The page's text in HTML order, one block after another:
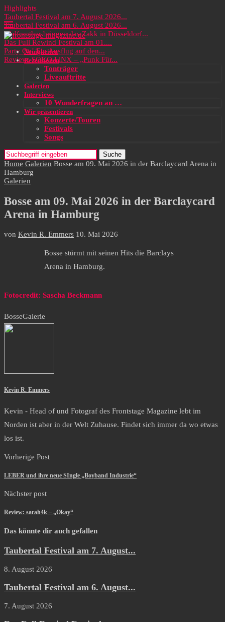
Highlights
Taubertal Festival am 7. August 2026...
Taubertal Festival am 6. August 2026...
Wolfmother bringen das Zakk in Düsseldorf...
Das Full Rewind Festival am 01....
Party On! Ein Ausflug auf den...
Review: SOKO LiNX – „Punk Für...
Neuigkeiten
Rezensionen
Tonträger
Liveauftritte
Galerien
Interviews
10 Wunderfragen an …
Wir präsentieren
Konzerte/Touren
Festivals
Songs
Suche
Home Galerien Bosse am 09. Mai 2026 in der Barclaycard Arena in
Hamburg
Galerien
Bosse am 09. Mai 2026 in der Barclaycard
Arena in Hamburg
von Kevin R. Emmers 10. Mai 2026
Bosse stürmt mit seinen Hits die Barclays
Arena in Hamburg.
Fotocredit: Sascha Beckmann
BosseGalerie
Kevin R. Emmers
Kevin - Head of und Fotograf des Frontstage Magazine lebt im
Norden ist aber in der Welt Zuhause. Findet sich immer da wo etwas
los ist.
Vorherige Post
LEBER und ihre neue SIngle „Boyband Industrie“
Nächster post
Review: sarah4k – „Okay“
Das könnte dir auch gefallen
Taubertal Festival am 7. August...
8. August 2026
Taubertal Festival am 6. August...
7. August 2026